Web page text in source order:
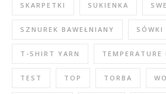
SKARPETKI SUKIENKA
SZNUREK BAWEŁNIANY SÓWKI
T-SHIRT YARN TEMPERATURE
TEST TOP TORBA